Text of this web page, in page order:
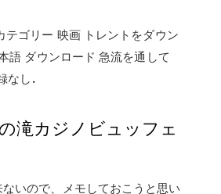
テゴリー 映画 トレントをダウン
語 ダウンロード 急流を通して
なし.
滝カジノビュッフェ
いので、メモしておこうと思い